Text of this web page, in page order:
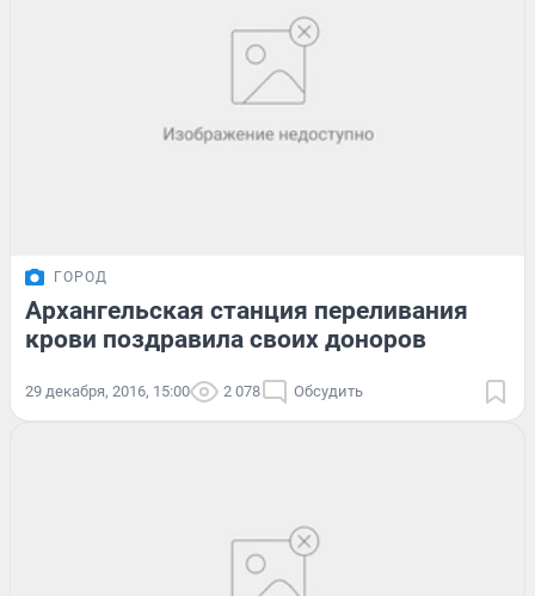
ГОРОД
Архангельская станция переливания
крови поздравила своих доноров
29 декабря, 2016, 15:00 2 078 Обсудить